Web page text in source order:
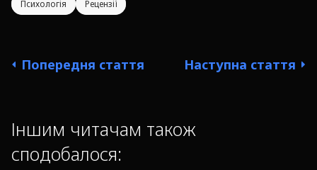
Психологія
Рецензії
Попередня стаття Наступна стаття
Іншим читачам також
сподобалося: